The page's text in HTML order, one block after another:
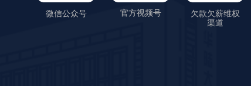
欠款欠薪维权
渠道
微信公众号 官方视频号